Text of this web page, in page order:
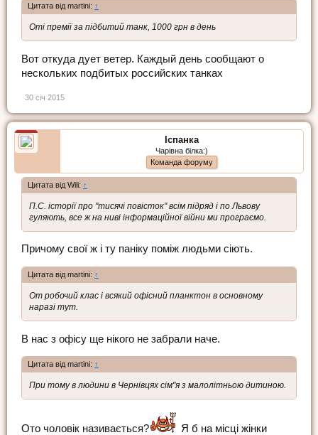
Цитата від martini: ↑
Оті премії за підбитий танк, 1000 грн в день
Вот откуда дует ветер. Каждый день сообщают о
нескольких подбитых российских танках
30 січ 2015
Іспанка
Чарівна білка:)
Команда форуму
Цитата від Wili: ↑
П.С. історії про "тисячі повісток" всім підряд і по Львову
гуляють, все ж на ниві інформаційної війни ми програємо.
Причому свої ж і ту паніку поміж людьми сіють.
Цитата від martini: ↑
От робочий клас і всякий офісний планктон в основному
наразі тут.
В нас з офісу ще нікого не забрали наче.
Цитата від martini: ↑
При тому в людини в Чернівцях сім"я з малолітньою дитиною.
Ото чоловік називається?
Я б на місці жінки